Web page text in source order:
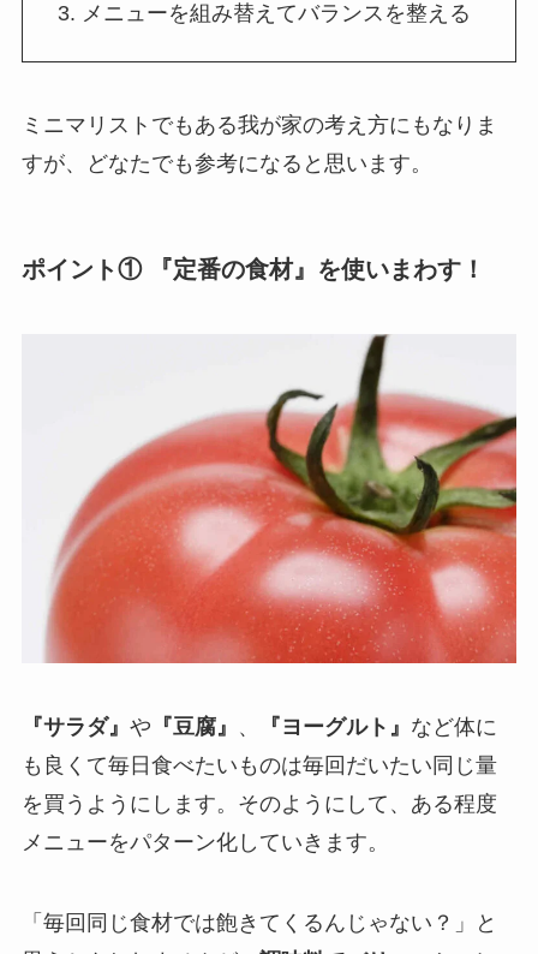
メニューを組み替えてバランスを整える
ミニマリストでもある我が家の考え方にもなりま
すが、どなたでも参考になると思います。
ポイント① 『定番の食材』を使いまわす！
『サラダ』 や 『豆腐』 、 『ヨーグルト』 など体に
も良くて毎日食べたいものは毎回だいたい同じ量
を買うようにします。そのようにして、ある程度
メニューをパターン化していきます。
「毎回同じ食材では飽きてくるんじゃない？」と